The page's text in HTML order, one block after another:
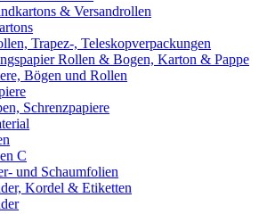
& Versandrollen
Trapez-, Teleskopverpackungen
Rollen & Bogen, Karton & Pappe
Bögen und Rollen
Schrenzpapiere
C
und Schaumfolien
Kordel & Etiketten